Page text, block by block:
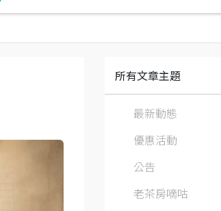
所有文章主題
最新動態
優惠活動
公告
老茶房嘀咕